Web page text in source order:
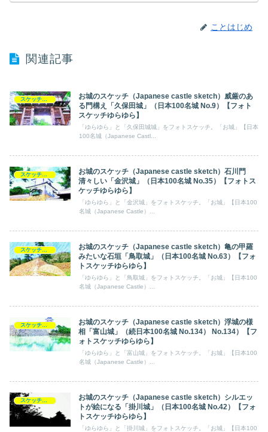
ことはじめ
関連記事
スケッチ【フォトスケッチ】ゆらゆら
お城のスケッチ（Japanese castle sketch）威厳のあ
る門構え「久保田城」（日本100名城 No.9）【フォト
スケッチゆらゆら】
「ゆらゆら」と「久保田城城」をフォトスケッチ。「お城」【日本
100名城（Japanese Castl...
スケッチ【フォトスケッチ】ゆらゆら
お城のスケッチ（Japanese castle sketch）石川門
清々しい「金沢城」（日本100名城 No.35）【フォトス
ケッチゆらゆら】
「ゆらゆら」と「金沢城」をフォトスケッチ。「お城」【日本100
名城（Japanese Castle）...
お城のスケッチ（Japanese castle sketch）亀の甲羅
みたいな石垣「鳥取城」（日本100名城 No.63）【フォ
トスケッチゆらゆら】
「ゆらゆら」と「鳥取城」をフォトスケッチ。「お城」【日本100
名城（Japanese Castle）...
お城のスケッチ（Japanese castle sketch）浮城の様
相「富山城」（続日本100名城 No.134） No.134）【フ
ォトスケッチゆらゆら】
「ゆらゆら」と「富山城」をフォトスケッチ。「お城」【日本100
名城（Japanese Castle）...
お城のスケッチ（Japanese castle sketch）シルエッ
トが絵になる「掛川城」（日本100名城 No.42）【フォ
トスケッチゆらゆら】
「ゆらゆら」と「掛川城」をフォトスケッチ。「お城」【日本100